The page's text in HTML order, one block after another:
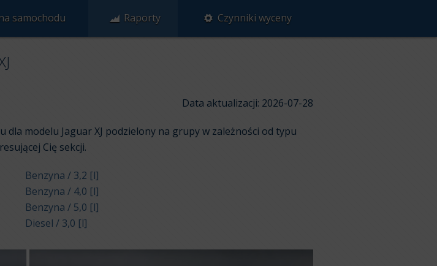
samochodu Raporty Czynniki wyceny
Data aktualizacji: 2026-07-28
modelu Jaguar XJ podzielony na grupy w zależności od typu
Cię sekcji.
Benzyna / 3,2 [l]
Benzyna / 4,0 [l]
Benzyna / 5,0 [l]
Diesel / 3,0 [l]